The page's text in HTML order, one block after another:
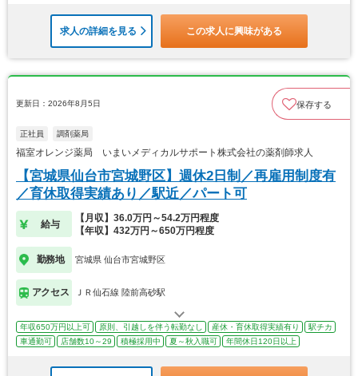
求人の詳細を見る この求人に興味がある
更新日：2026年8月5日 保存する
正社員 調剤薬局
福室オレンジ薬局 いまいメディカルサポート株式会社の薬剤師求人
【宮城県仙台市宮城野区】週休2日制／再雇用制度有
／育休取得実績あり／駅近／パート可
給与
【月収】36.0万円～54.2万円程度
【年収】432万円～650万円程度
勤務地 宮城県 仙台市宮城野区
アクセス ＪＲ仙石線 陸前高砂駅
年収650万円以上可 原則、引越しを伴う転勤なし 産休・育休取得実績有り
駅チカ
車通勤可
店舗数10～29 積極採用中 夏～秋入職可 年間休日120日以上